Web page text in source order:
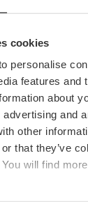
cookies
personalise
features and
about
and
other
that they’ve
will find
Al
Alameda